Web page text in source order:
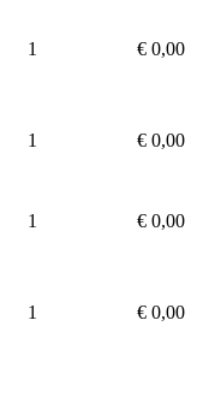
1 € 0,00
1 € 0,00
1 € 0,00
1 € 0,00